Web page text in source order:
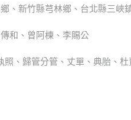
、新竹縣芎林鄉、台北縣三峽
和、曾阿棟、李賜公
照、歸管分管、丈單、典胎、